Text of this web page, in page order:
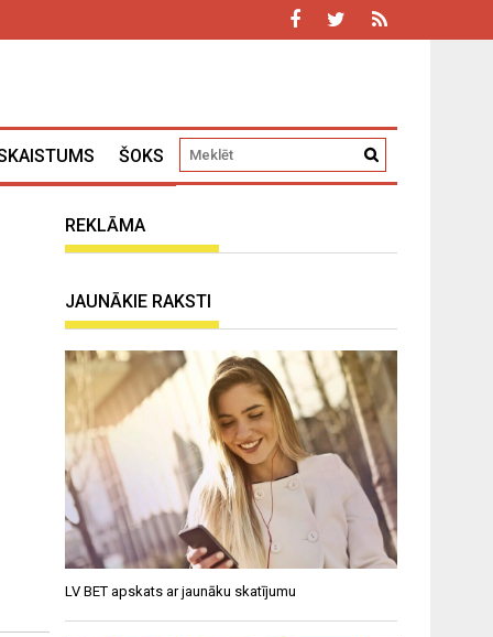
ŠOKS
REKLĀMA
JAUNĀKIE RAKSTI
LV BET apskats ar jaunāku skatījumu